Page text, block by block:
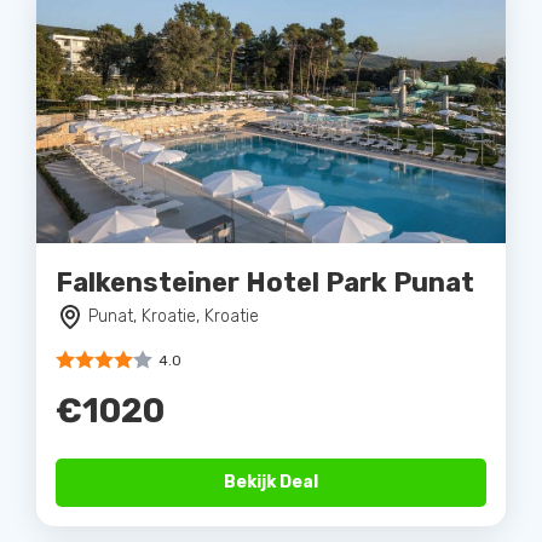
Falkensteiner Hotel Park Punat
Punat, Kroatie, Kroatie
4.0
€1020
Bekijk Deal